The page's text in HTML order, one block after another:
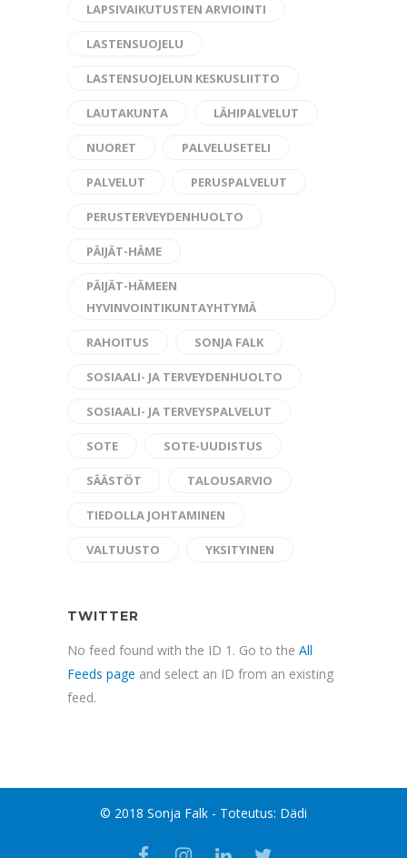
LAPSIVAIKUTUSTEN ARVIOINTI
LASTENSUOJELU
LASTENSUOJELUN KESKUSLIITTO
LAUTAKUNTA LÄHIPALVELUT
NUORET PALVELUSETELI
PALVELUT PERUSPALVELUT
PERUSTERVEYDENHUOLTO
PÄIJÄT-HÄME
PÄIJÄT-HÄMEEN
HYVINVOINTIKUNTAYHTYMÄ
RAHOITUS SONJA FALK
SOSIAALI- JA TERVEYDENHUOLTO
SOSIAALI- JA TERVEYSPALVELUT
SOTE SOTE-UUDISTUS
SÄÄSTÖT TALOUSARVIO
TIEDOLLA JOHTAMINEN
VALTUUSTO YKSITYINEN
TWITTER
No feed found with the ID 1. Go to the All
Feeds page and select an ID from an existing
feed.
© 2018 Sonja Falk - Toteutus: Dädi